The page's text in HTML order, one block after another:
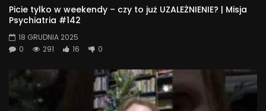
Picie tylko w weekendy – czy to już UZALEŻNIENIE? | Misja
Psychiatria #142
18 GRUDNIA 2025
0
291 16 0